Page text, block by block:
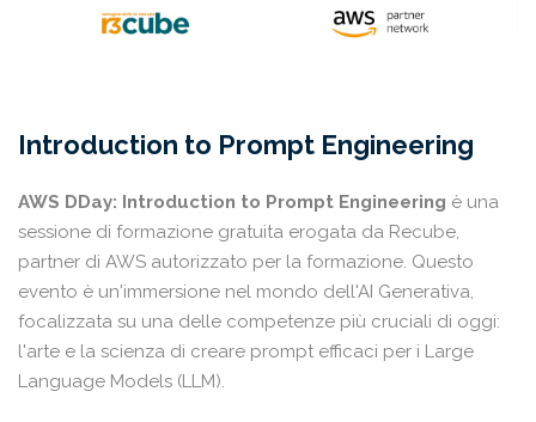
Introduction to Prompt Engineering
AWS DDay: Introduction to Prompt Engineering è una
sessione di formazione gratuita erogata da Recube,
partner di AWS autorizzato per la formazione. Questo
evento è un'immersione nel mondo dell'AI Generativa,
focalizzata su una delle competenze più cruciali di oggi:
l'arte e la scienza di creare prompt efficaci per i Large
Language Models (LLM).